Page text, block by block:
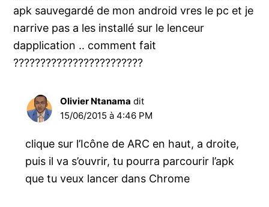
apk sauvegardé de mon android vres le pc et je
narrive pas a les installé sur le lenceur
dapplication .. comment fait
????????????????????????
Olivier Ntanama dit
15/06/2015 à 4:46 PM
clique sur l’Icône de ARC en haut, a droite,
puis il va s’ouvrir, tu pourra parcourir l’apk
que tu veux lancer dans Chrome